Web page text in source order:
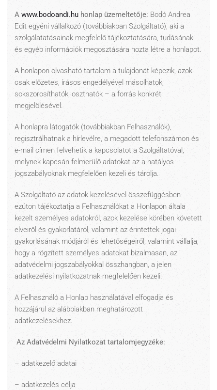
A www.bodoandi.hu honlap üzemeltetője: Bodó Andrea
Edit egyéni vállalkozó (továbbiakban Szolgáltató), aki a
szolgálatatásainak megfelelő tájékoztatására, tudásának
és egyéb információk megosztására hozta létre a honlapot.
A honlapon olvasható tartalom a tulajdonát képezik, azok
csak előzetes, írásos engedélyével másolhatok,
sokszorosíthatók, oszthatók – a forrás konkrét
megjelölésével.
A honlapra látogatók (továbbiakban Felhasználók),
regisztrálhatnak a hírlevélre, a megadott telefonszámon és
e-mail címen felvehetik a kapcsolatot a Szolgáltatóval,
melynek kapcsán felmerülő adatokat az a hatályos
jogszabályoknak megfelelően kezeli és tárolja.
A Szolgáltató az adatok kezelésével összefüggésben
ezúton tájékoztatja a Felhasználókat a Honlapon általa
kezelt személyes adatokról, azok kezelése körében követett
elveiről és gyakorlatáról, valamint az érintettek jogai
gyakorlásának módjáról és lehetőségeiről, valamint vállalja,
hogy a rögzített személyes adatokat bizalmasan, az
adatvédelmi jogszabályokkal összhangban, a jelen
adatkezelési nyilatkozatnak megfelelően kezeli.
A Felhasználó a Honlap használatával elfogadja és
hozzájárul az alábbiakban meghatározott
adatkezelésekhez.
Az Adatvédelmi Nyilatkozat tartalomjegyzéke:
– adatkezelő adatai
– adatkezelés célja